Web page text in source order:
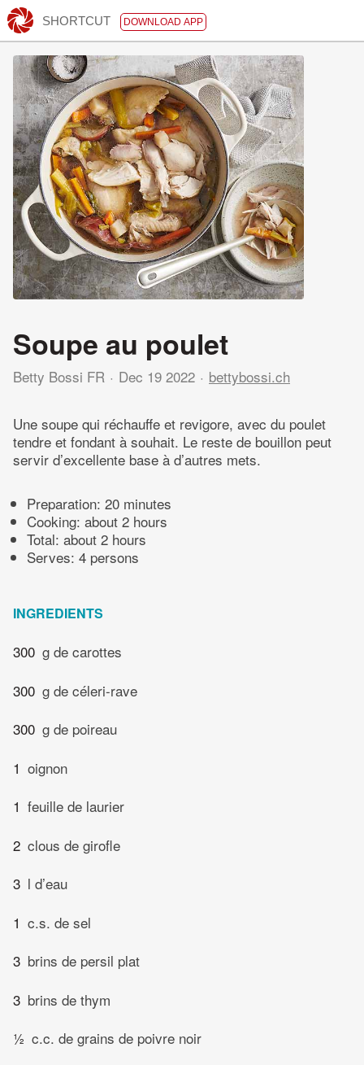
SHORTCUT DOWNLOAD APP
Soupe au poulet
Betty Bossi FR Dec 19 2022 bettybossi.ch
Une soupe qui réchauffe et revigore, avec du poulet
tendre et fondant à souhait. Le reste de bouillon peut
servir d’excellente base à d’autres mets.
Preparation: 20 minutes
Cooking: about 2 hours
Total: about 2 hours
Serves: 4 persons
INGREDIENTS
300 g de carottes
300 g de céleri-rave
300 g de poireau
1 oignon
1 feuille de laurier
2 clous de girofle
3 l d’eau
1 c.s. de sel
3 brins de persil plat
3 brins de thym
½ c.c. de grains de poivre noir